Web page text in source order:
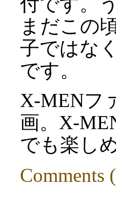
まだこの
子ではな
です。
X-MENフ
画。X-
でも楽し
Comments